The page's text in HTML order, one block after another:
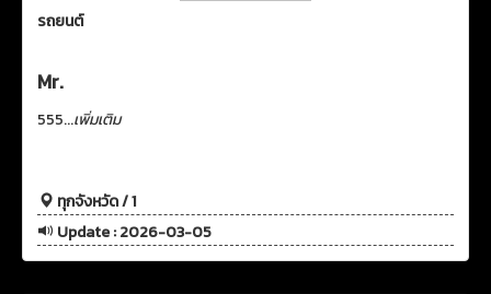
รถยนต์
Mr.
555...เพิ่มเติม
ทุกจังหวัด / 1
Update : 2026-03-05